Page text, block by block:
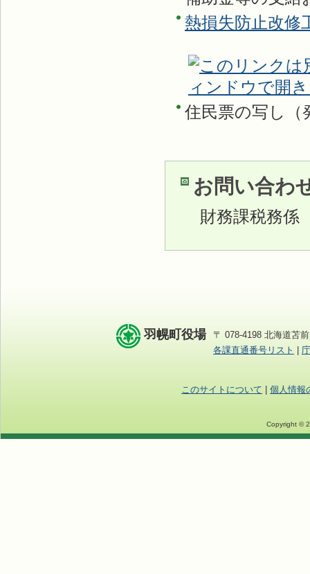
熱損失防止改修
住民票の写し（
お問い合わ
財務課税務係
羽幌町役場
〒 078-4198 北海道苫
各課直通番号リスト
このサイトについて 個人情報
Copyright ©